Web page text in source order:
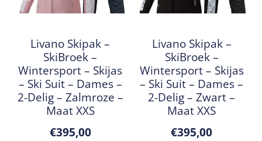
Livano Skipak –
SkiBroek –
Wintersport – Skijas
– Ski Suit – Dames –
2-Delig – Zalmroze –
Maat XXS
€395,00
Livano Skipak –
SkiBroek –
Wintersport – Skijas
– Ski Suit – Dames –
2-Delig – Zwart –
Maat XXS
€395,00